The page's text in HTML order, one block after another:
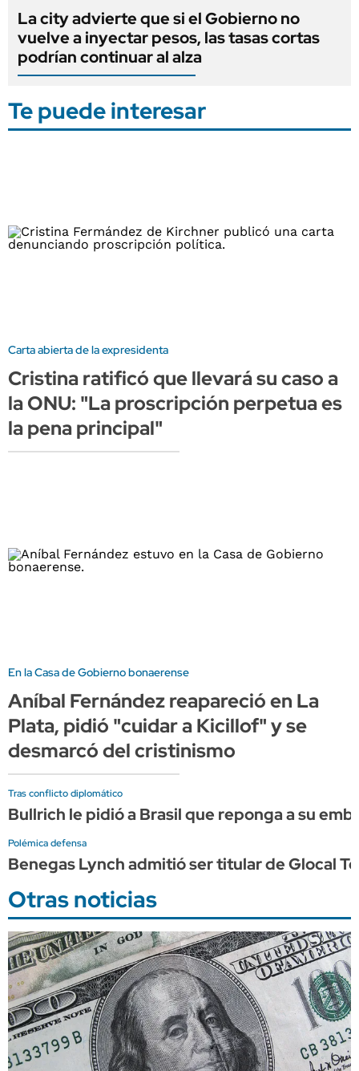
La city advierte que si el Gobierno no
vuelve a inyectar pesos, las tasas cortas
podrían continuar al alza
Te puede interesar
Carta abierta de la expresidenta
Cristina ratificó que llevará su caso a
la ONU: "La proscripción perpetua es
la pena principal"
En la Casa de Gobierno bonaerense
Aníbal Fernández reapareció en La
Plata, pidió "cuidar a Kicillof" y se
desmarcó del cristinismo
Tras conflicto diplomático
Bullrich le pidió a Brasil que reponga a su
Polémica defensa
Benegas Lynch admitió ser titular de Glocal
Otras noticias